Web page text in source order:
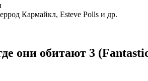
Кармайкл, Esteve Polls и др.
они обитают 3